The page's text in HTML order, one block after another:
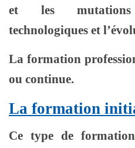
et les mutations
technologiques et
La formation
ou continue.
La formation
Ce type de